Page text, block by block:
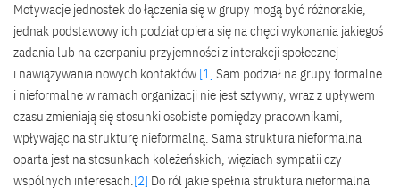
Motywacje jednostek do łączenia się w grupy mogą być różnorakie,
jednak podstawowy ich podział opiera się na chęci wykonania jakiegoś
zadania lub na czerpaniu przyjemności z interakcji społecznej
i nawiązywania nowych kontaktów.[1] Sam podział na grupy formalne
i nieformalne w ramach organizacji nie jest sztywny, wraz z upływem
czasu zmieniają się stosunki osobiste pomiędzy pracownikami,
wpływając na strukturę nieformalną. Sama struktura nieformalna
oparta jest na stosunkach koleżeńskich, więziach sympatii czy
wspólnych interesach.[2] Do ról jakie spełnia struktura nieformalna